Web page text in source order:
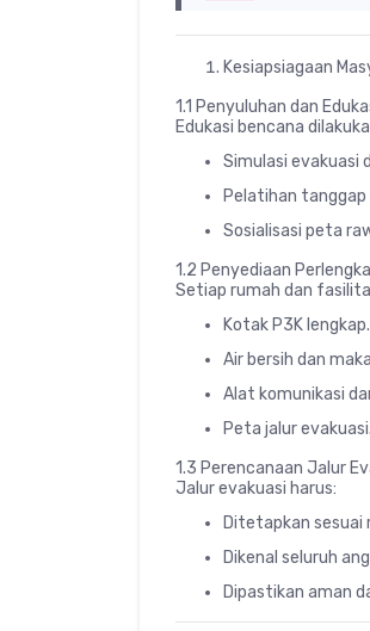
Kesiapsiagaan
1.1 Penyuluhan dan
Edukasi bencana
Simulasi evakuasi
Pelatihan
Sosialisasi peta
1.2 Penyediaan
Setiap rumah dan
Kotak P3K lengkap.
Air bersih dan
Alat komunikasi
Peta jalur evakuasi.
1.3 Perencanaan Jalur
Jalur evakuasi harus:
Ditetapkan sesuai
Dikenal seluruh
Dipastikan aman